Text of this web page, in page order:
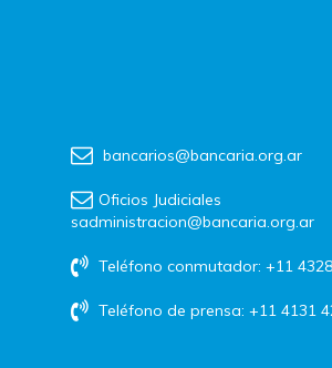
bancarios@bancaria.org.ar
Oficios Judiciales
sadministracion@bancaria.org.ar
Teléfono conmutador: +11
Teléfono de prensa: +11 4131